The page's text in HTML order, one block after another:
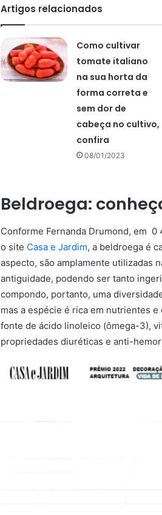
Artigos relacionados
Como cultivar
tomate italiano
na sua horta da
forma correta e
sem dor de
cabeça no cultivo,
confira
08/01/2023
Beldroega:
Conforme Fernanda Drumond, em
o site Casa e Jardim, a beldroega é
aspecto, são amplamente utilizadas
antiguidade, podendo ser tanto
compondo, portanto, uma
mas a espécie é rica em nutrientes
fonte de ácido linoleico (ômega-3),
propriedades diuréticas e anti-